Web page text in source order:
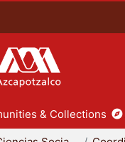
& Collections